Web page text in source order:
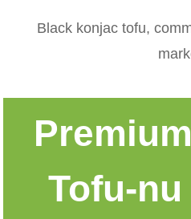
Black konjac tofu,
Tofu-